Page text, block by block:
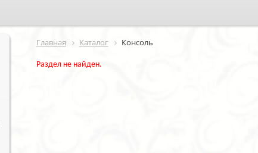
Главная Каталог Консоль
Раздел не найден.